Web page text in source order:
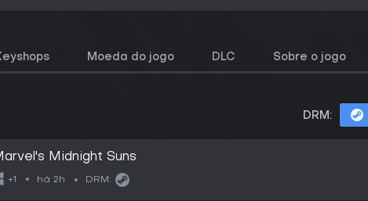
Moeda do jogo DLC Sobre o jogo
DRM:
Midnight Suns
+1 há 2h DRM: